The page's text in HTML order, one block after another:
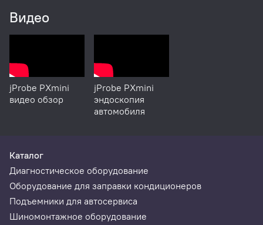
Видео
jProbe PXmini
видео обзор
jProbe PXmini
эндоскопия
автомобиля
Каталог
Диагностическое оборудование
Оборудование для заправки кондиционеров
Подъемники для автосервиса
Шиномонтажное оборудование